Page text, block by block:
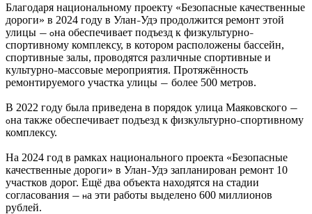
Благодаря национальному проекту «Безопасные качественные
дороги» в 2024 году в Улан–Удэ продолжится ремонт этой
улицы — она обеспечивает подъезд к физкультурно–
спортивному комплексу, в котором расположены бассейн,
спортивные залы, проводятся различные спортивные и
культурно–массовые мероприятия. Протяжённость
ремонтируемого участка улицы — более 500 метров.
В 2022 году была приведена в порядок улица Маяковского —
она также обеспечивает подъезд к физкультурно–спортивному
комплексу.
На 2024 год в рамках национального проекта «Безопасные
качественные дороги» в Улан–Удэ запланирован ремонт 10
участков дорог. Ещё два объекта находятся на стадии
согласования — на эти работы выделено 600 миллионов
рублей.